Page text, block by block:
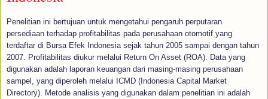
Penelitian ini bertujuan untuk mengetahui pengaruh perputaran
persediaan terhadap profitabilitas pada perusahaan otomotif yang
terdaftar di Bursa Efek Indonesia sejak tahun 2005 sampai dengan tahun
2007. Profitabilitas diukur melalui Return On Asset (ROA). Data yang
digunakan adalah laporan keuangan dari masing-masing perusahaan
sampel, yang diperoleh melalui ICMD (Indonesia Capital Market
Directory). Metode analisis yang digunakan dalam penelitian ini adalah